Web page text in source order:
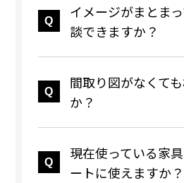
イメージがまとま
談できますか？
間取り図がなくて
か？
現在使っている家
ートに使えますか？